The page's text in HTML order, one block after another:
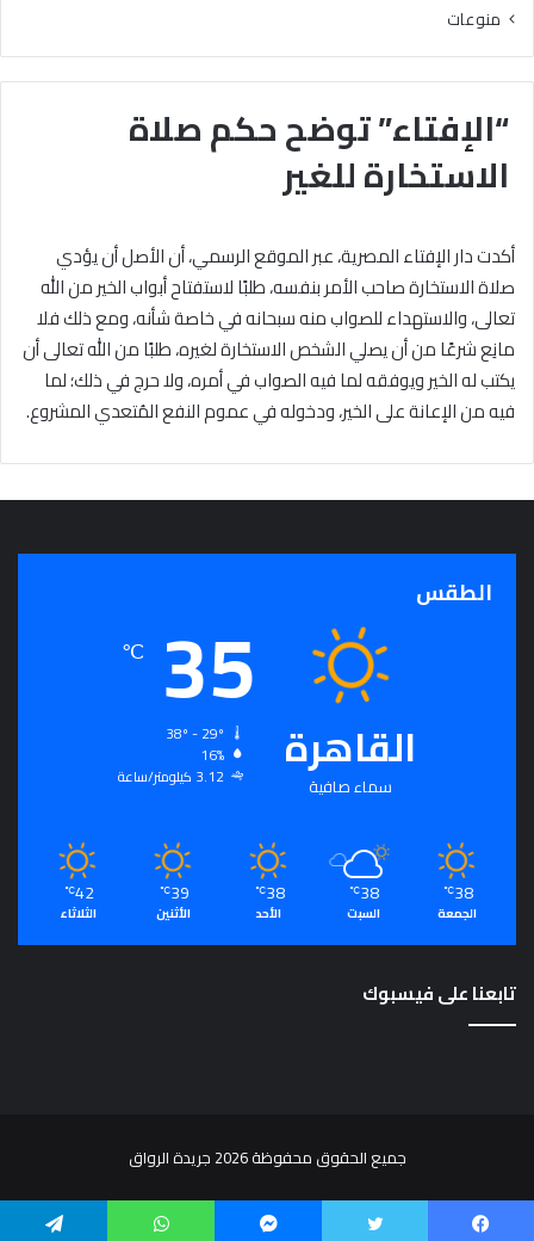
“الإفتاء” توضح حكم صلاة
الاستخارة للغير
أكدت دار الإفتاء المصرية، عبر الموقع الرسمي، أن الأصل أن يؤدي
صلاة الاستخارة صاحب الأمر بنفسه، طلبًا لاستفتاح أبواب الخير من الله
تعالى، والاستهداء للصواب منه سبحانه في خاصة شأنه، ومع ذلك فلا
مانِع شرعًا من أن يصلي الشخص الاستخارة لغيره، طلبًا من الله تعالى أن
يكتب له الخير ويوفقه لما فيه الصواب في أمره، ولا حرج في ذلك؛ لما
فيه من الإعانة على الخير، ودخوله في عموم النفع المُتعدي المشروع.
منوعات
الطقس
القاهرة
سماء صافية
35
℃
16%
3.12 كيلومتر/ساعة
38
℃
الجمعة
38
℃
السبت
38
℃
الأحد
39
℃
الأثنين
42
℃
الثلاثاء
تابعنا على فيسبوك
جميع الحقوق محفوظة 2026 جريدة الرواق